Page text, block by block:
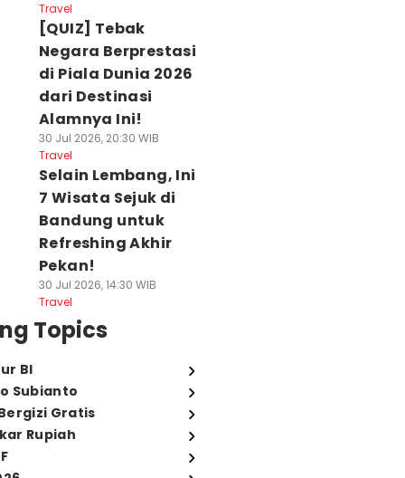
Travel
[QUIZ] Tebak
Negara Berprestasi
di Piala Dunia 2026
dari Destinasi
Alamnya Ini!
30 Jul 2026, 20:30 WIB
Travel
Selain Lembang, Ini
7 Wisata Sejuk di
Bandung untuk
Refreshing Akhir
Pekan!
30 Jul 2026, 14:30 WIB
Travel
Topics
BI
Subianto
Gratis
Rupiah